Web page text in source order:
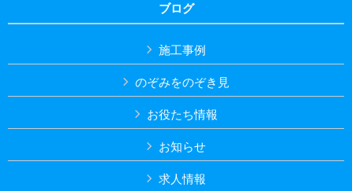
ブログ
施工事例
のぞみをのぞき見
お役たち情報
お知らせ
求人情報